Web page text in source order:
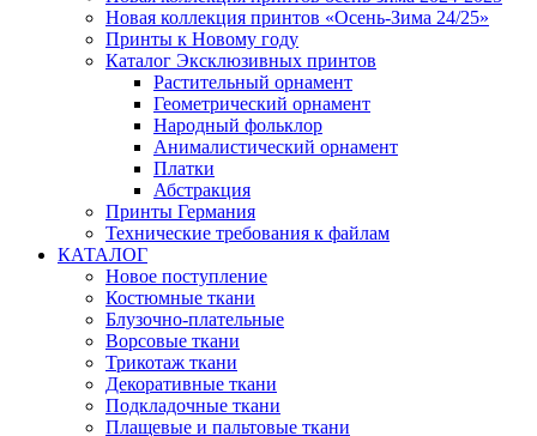
Новая коллекция принтов «Осень-Зима 24/25»
Принты к Новому году
Каталог Эксклюзивных принтов
Растительный орнамент
Геометрический орнамент
Народный фольклор
Анималистический орнамент
Платки
Абстракция
Принты Германия
Технические требования к файлам
КАТАЛОГ
Новое поступление
Костюмные ткани
Блузочно-плательные
Ворсовые ткани
Трикотаж ткани
Декоративные ткани
Подкладочные ткани
Плащевые и пальтовые ткани